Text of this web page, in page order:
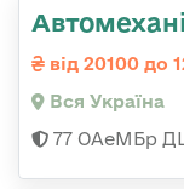
від 20100 до
Вся Україна
77 ОАеМБр